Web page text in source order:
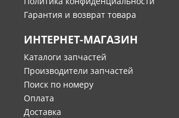
Гарантия и возврат товара
ИНТЕРНЕТ-МАГАЗИН
Каталоги запчастей
Производители запчастей
Поиск по номеру
Оплата
Доставка